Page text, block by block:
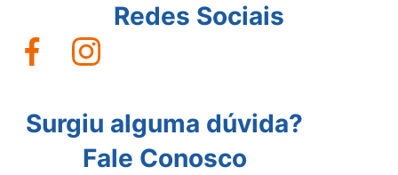
Redes Sociais
Surgiu alguma dúvida?
Fale Conosco